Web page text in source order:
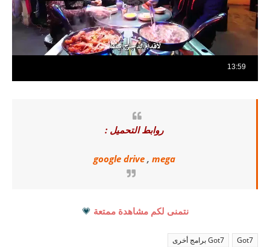
روابط التحميل :
google drive, mega
نتمنى لكم مشاهدة ممتعة 💗
Got7 Got7 برامج أخرى